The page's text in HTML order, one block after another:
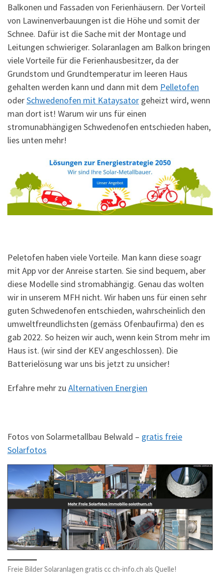
Balkonen und Fassaden von Ferienhäusern. Der Vorteil
von Lawinenverbauungen ist die Höhe und somit der
Schnee. Dafür ist die Sache mit der Montage und
Leitungen schwieriger. Solaranlagen am Balkon bringen
viele Vorteile für die Ferienhausbesitzer, da der
Grundstom und Grundtemperatur im leeren Haus
gehalten werden kann und dann mit dem Pelletofen
oderSchwedenofen mit Kataysator geheizt wird, wenn
man dort ist! Warum wir uns für einen
stromunabhängigen Schwedenofen entschieden haben,
lies unten mehr!
Peletofen haben viele Vorteile. Man kann diese soagr
mit App vor der Anreise starten. Sie sind bequem, aber
diese Modelle sind stromabhängig. Genau das wolten
wir in unserem MFH nicht. Wir haben uns für einen sehr
guten Schwedenofen entschieden, wahrscheinlich den
umweltfreundlichsten (gemäss Ofenbaufirma) den es
gab 2022. So heizen wir auch, wenn kein Strom mehr im
Haus ist. (wir sind der KEV angeschlossen). Die
Batterielösung war uns bis jetzt zu unsicher!
Erfahre mehr zu Alternativen Energien
Fotos von Solarmetallbau Belwald – gratis freie
Solarfotos
Freie Bilder Solaranlagen gratis cc ch-info.ch als Quelle!